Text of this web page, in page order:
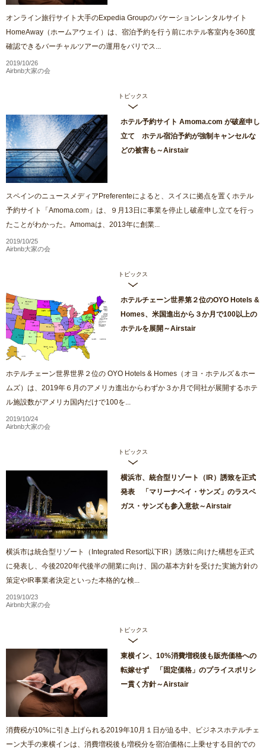
オンライン旅行サイト大手のExpedia Groupのバケーションレンタルサイト
HomeAway（ホームアウェイ）は、宿泊予約を行う前にホテル客室内を360度
確認できるバーチャルツアーの運用をバリでス...
2019/10/26
Airbnb大家の会
トピックス
ホテル予約サイト Amoma.com が破産申し
立て ホテル宿泊予約が強制キャンセルな
どの被害も～Airstair
スペインのニュースメディアPreferenteによると、スイスに拠点を置くホテル
予約サイト「Amoma.com」は、９月13日に事業を停止し破産申し立てを行っ
たことがわかった。Amomaは、2013年に創業...
2019/10/25
Airbnb大家の会
トピックス
ホテルチェーン世界第２位のOYO Hotels &
Homes、米国進出から３か月で100以上の
ホテルを展開～Airstair
ホテルチェーン世界世界２位の OYO Hotels & Homes（オヨ・ホテルズ＆ホー
ムズ）は、2019年６月のアメリカ進出からわずか３か月で同社が展開するホテ
ル施設数がアメリカ国内だけで100を...
2019/10/24
Airbnb大家の会
トピックス
横浜市、統合型リゾート（IR）誘致を正式
発表 「マリーナベイ・サンズ」のラスベ
ガス・サンズも参入意欲～Airstair
横浜市は統合型リゾート（Integrated Resort以下IR）誘致に向けた構想を正式
に発表し、今後2020年代後半の開業に向け、国の基本方針を受けた実施方針の
策定やIR事業者決定といった本格的な検...
2019/10/23
Airbnb大家の会
トピックス
東横イン、10%消費増税後も販売価格への
転嫁せず 「固定価格」のプライスポリシ
ー貫く方針～Airstair
消費税が10%に引き上げられる2019年10月１日が迫る中、ビジネスホテルチェ
ーン大手の東横インは、消費増税後も増税分を宿泊価格に上乗せする目的での